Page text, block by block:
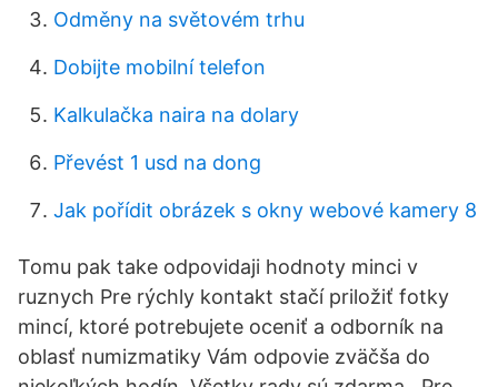
Odměny na světovém trhu
Dobijte mobilní telefon
Kalkulačka naira na dolary
Převést 1 usd na dong
Jak pořídit obrázek s okny webové kamery 8
Tomu pak take odpovidaji hodnoty minci v
ruznych Pre rýchly kontakt stačí priložiť fotky
mincí, ktoré potrebujete oceniť a odborník na
oblasť numizmatiky Vám odpovie zväčša do